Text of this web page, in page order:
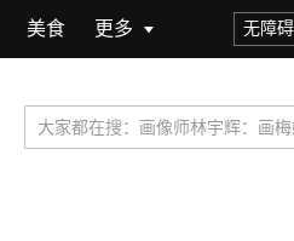
美食 更多 无障碍